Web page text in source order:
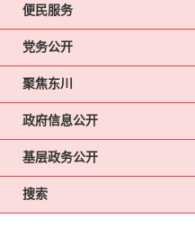
便民服务
党务公开
聚焦东川
政府信息公开
基层政务公开
搜索